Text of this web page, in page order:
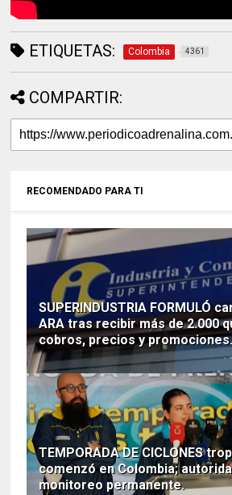
ETIQUETAS: Colombia 4361
COMPARTIR:
RECOMENDADO PARA TI
SUPERINDUSTRIA FORMULÓ
ARA tras recibir más de 2.000
cobros, precios y
TEMPORADA DE CICLONES
comenzó en Colombia;
monitoreo permanente.